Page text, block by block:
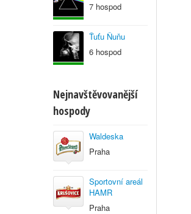
7 hospod
Ťuťu Ňuňu
6 hospod
Nejnavštěvovanější
hospody
Waldeska
Praha
Sportovní areál
HAMR
Praha